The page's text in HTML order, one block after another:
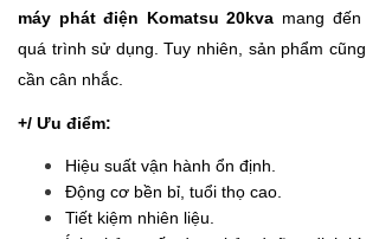
máy phát điện Komatsu 20kva mang
quá trình sử dụng. Tuy nhiên, sản phẩm
cần cân nhắc.
+/ Ưu điểm:
Hiệu suất vận hành ổn định.
Động cơ bền bỉ, tuổi thọ cao.
Tiết kiệm nhiên liệu.